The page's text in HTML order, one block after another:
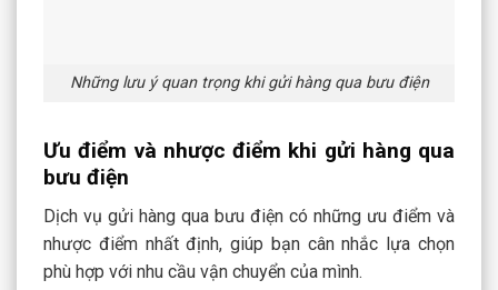
Những lưu ý quan trọng khi gửi hàng qua bưu điện
Ưu điểm và nhược điểm khi gửi hàng qua
bưu điện
Dịch vụ gửi hàng qua bưu điện có những ưu điểm và
nhược điểm nhất định, giúp bạn cân nhắc lựa chọn
phù hợp với nhu cầu vận chuyển của mình.